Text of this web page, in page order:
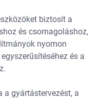
biztosít a
és csomagoláshoz,
nyomon
és a
a gyártástervezést, a